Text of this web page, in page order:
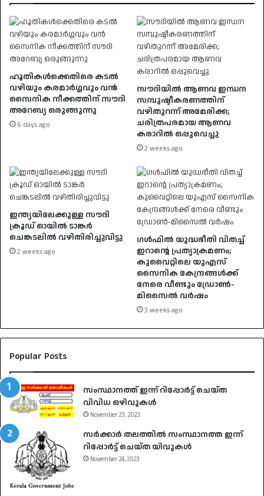
ഹൂതികൾക്കെതിരെ കടൽ
വഴിയും കരമാർഗ്ഗവും വൻ
സൈനിക നീക്കത്തിന് സൗദി
അറേബ്യ ഒരുങ്ങുന്നു
6 days ago
സൗദിയിൽ ആണവ ഇന്ധന
സമ്പുഷ്ടീകരണത്തിന്
വഴിതുറന്ന് അമേരിക്ക;
ചരിത്രപരമായ ആണവ
കരാറിൽ ഒപ്പുവെച്ചു
2 weeks ago
ഇന്ത്യയിലേക്കുള്ള സൗദി
ക്രൂഡ് ഓയിൽ ടാങ്കർ
ചെങ്കടലിൽ വഴിതിരിച്ചുവിട്ടു
2 weeks ago
ഗൾഫിൽ യുദ്ധഭീതി വിതച്ച്
ഇറാന്റെ പ്രത്യാക്രമണം;
കുവൈറ്റിലെ യുഎസ്
സൈനിക കേന്ദ്രങ്ങൾക്ക്
നേരെ വീണ്ടും ഡ്രോൺ-
മിസൈൽ വർഷം
3 weeks ago
Popular Posts
സംസ്ഥാനത്ത് ഇന്ന് റിപ്പോർട്ട് ചെയ്ത
വിവിധ ഒഴിവുകൾ
November 23, 2023
സർക്കാർ തലത്തിൽ സംസ്ഥാനത്ത ഇന്ന്
റിപ്പോർട്ട് ചെയ്ത യിവുകൾ
November 24, 2023